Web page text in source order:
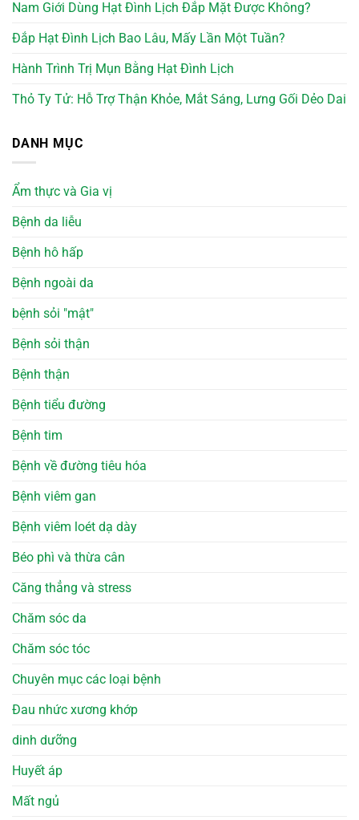
Nam Giới Dùng Hạt Đình Lịch Đắp Mặt Được Không?
Đắp Hạt Đình Lịch Bao Lâu, Mấy Lần Một Tuần?
Hành Trình Trị Mụn Bằng Hạt Đình Lịch
Thỏ Ty Tử: Hỗ Trợ Thận Khỏe, Mắt Sáng, Lưng Gối Dẻo Dai
DANH MỤC
Ẩm thực và Gia vị
Bệnh da liễu
Bệnh hô hấp
Bệnh ngoài da
bệnh sỏi "mật"
Bệnh sỏi thận
Bệnh thận
Bệnh tiểu đường
Bệnh tim
Bệnh về đường tiêu hóa
Bệnh viêm gan
Bệnh viêm loét dạ dày
Béo phì và thừa cân
Căng thẳng và stress
Chăm sóc da
Chăm sóc tóc
Chuyên mục các loại bệnh
Đau nhức xương khớp
dinh dưỡng
Huyết áp
Mất ngủ